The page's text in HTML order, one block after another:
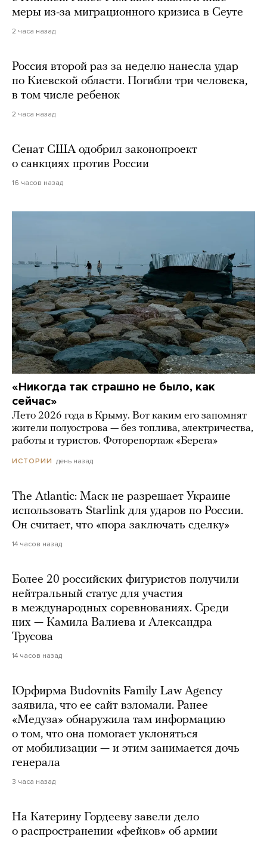
меры из-за миграционного кризиса в Сеуте
2 часа назад
Россия второй раз за неделю нанесла удар
по Киевской области. Погибли три человека,
в том числе ребенок
2 часа назад
Сенат США одобрил законопроект
о санкциях против России
16 часов назад
«Никогда так страшно не было, как
сейчас»
Лето 2026 года в Крыму. Вот каким его запомнят
жители полуострова — без топлива, электричества,
работы и туристов. Фоторепортаж «Берега»
ИСТОРИИ день назад
The Atlantic: Маск не разрешает Украине
использовать Starlink для ударов по России.
Он считает, что «пора заключать сделку»
14 часов назад
Более 20 российских фигуристов получили
нейтральный статус для участия
в международных соревнованиях. Среди
них — Камила Валиева и Александра
Трусова
14 часов назад
Юрфирма Budovnits Family Law Agency
заявила, что ее сайт взломали. Ранее
«Медуза» обнаружила там информацию
о том, что она помогает уклоняться
от мобилизации — и этим занимается дочь
генерала
3 часа назад
На Катерину Гордееву завели дело
о распространении «фейков» об армии